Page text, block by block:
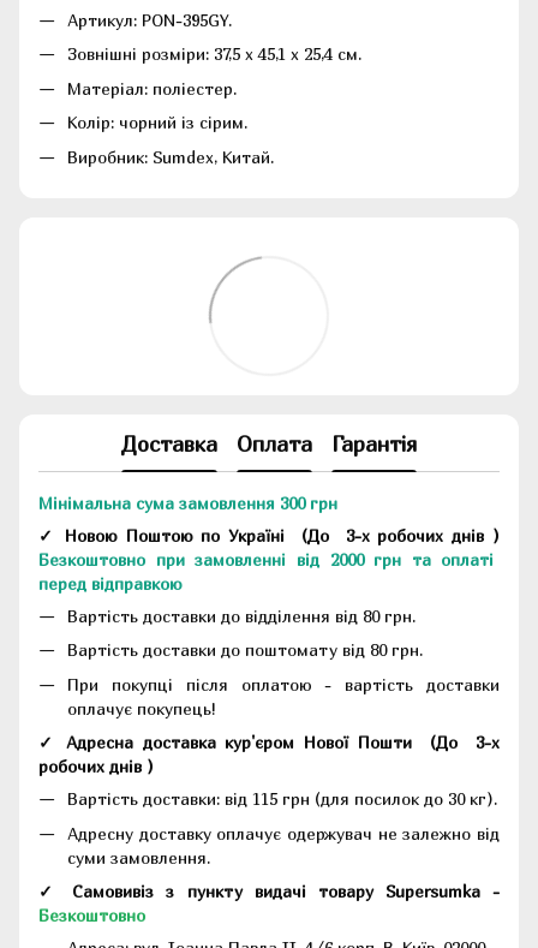
Артикул: PON-395GY.
Зовнішні розміри: 37,5 х 45,1 х 25,4 см.
Матеріал: поліестер.
Колір: чорний із сірим.
Виробник: Sumdex, Китай.
Доставка Оплата Гарантія
Мінімальна сума замовлення 300 грн
✓ Новою Поштою по Україні (До 3-х робочих днів )
Безкоштовно при замовленні від 2000 грн та оплаті
перед відправкою
Вартість доставки до відділення від 80 грн.
Вартість доставки до поштомату від 80 грн.
При покупці після оплатою - вартість доставки
оплачує покупець!
✓ Адресна доставка кур'єром Нової Пошти (До 3-х
робочих днів )
Вартість доставки: від 115 грн (для посилок до 30 кг).
Адресну доставку оплачує одержувач не залежно від
суми замовлення.
✓ Самовивіз з пункту видачі товару Supersumka -
Безкоштовно